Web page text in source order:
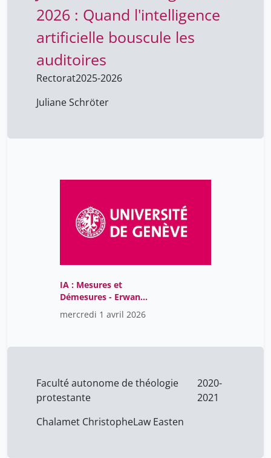
2026 : Quand l'intelligence
artificielle bouscule les
auditoires
Rectorat2025-2026
Juliane Schröter
IA : Mesures et
Démesures - Erwan
mercredi 1 avril 2026
Faculté autonome de théologie
protestante
2020-
2021
Chalamet ChristopheLaw Easten